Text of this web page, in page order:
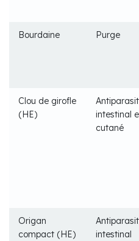
Bourdaine Purge
Clou de girofle
(HE)
intestinal
cutané
Origan
compact (HE)
intestinal